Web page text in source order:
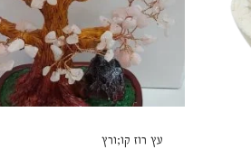
עץ רוז קו;ורץ